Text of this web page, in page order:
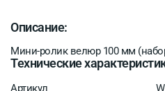
Описание:
Мини-ролик велюр 100 мм
Технические
Артикул